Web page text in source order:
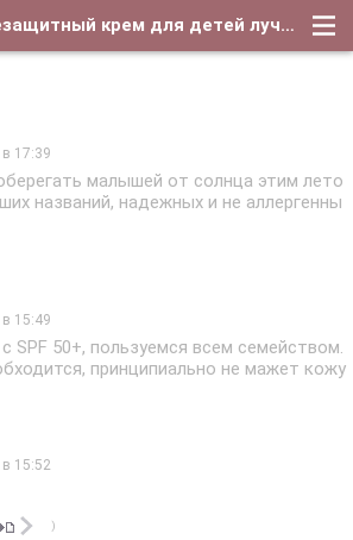
Какой солнцезащитный крем для детей лучше ? - Форум о детях и для их родителей
17:39
малышей от солнца этим лето
названий, надежных и не аллергенны
15:49
SPF 50+, пользуемся всем семейством.
принципиально не мажет кожу
15:52
)